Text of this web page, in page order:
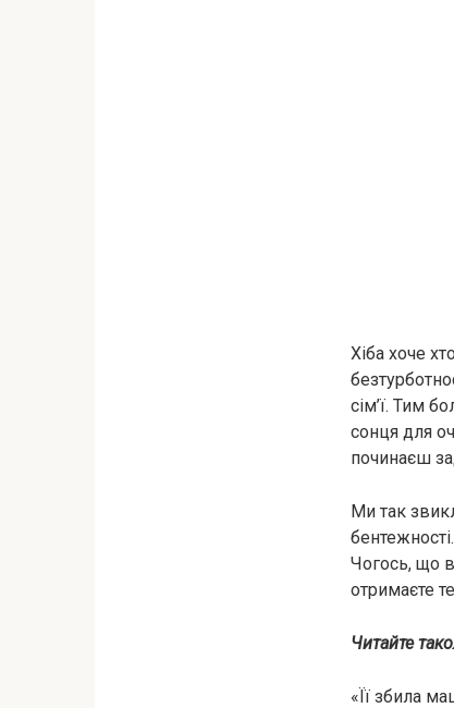
Хіба хоче
сім’ї. Тим
сонця для
починаєш
Ми так
Чогось, що
отримаєте
Читайте
«Її збилa